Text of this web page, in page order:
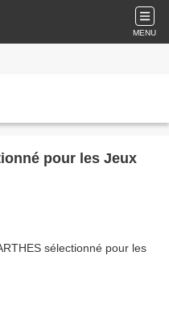
MENU
pour les Jeux